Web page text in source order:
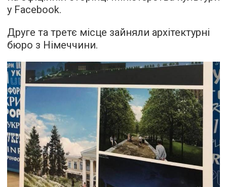
у Facebook.
Друге та третє місце зайняли архітектурні
бюро з Німеччини.